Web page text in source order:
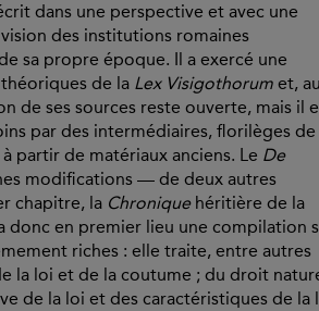
dans une perspective et avec une
des institutions romaines
sa propre époque. Il a exercé une
de la Lex Visigothorum et,
de ses sources reste ouverte, mais il
par des intermédiaires, florilèges de
partir de matériaux anciens. Le De
modifications — de deux autres
chapitre, la Chronique héritière de la
donc en premier lieu une compilation
riches : elle traite, entre autres
la loi et de la coutume ; du droit
de la loi et des caractéristiques de la